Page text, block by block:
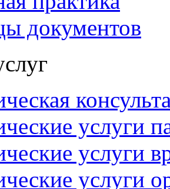
документов
услуги
услуги
услуги